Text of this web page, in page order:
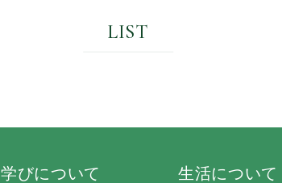
LIST
学びについて 生活について